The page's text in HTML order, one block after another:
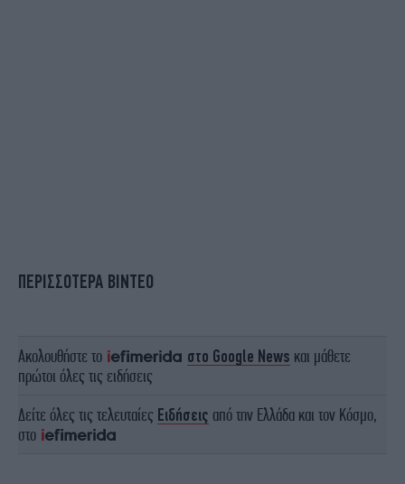
ΠΕΡΙΣΣΟΤΕΡΑ ΒΙΝΤΕΟ
Ακολουθήστε το στο Google News και μάθετε
πρώτοι όλες τις ειδήσεις
Δείτε όλες τις τελευταίες Ειδήσεις από την Ελλάδα και τον Κόσμο,
στο